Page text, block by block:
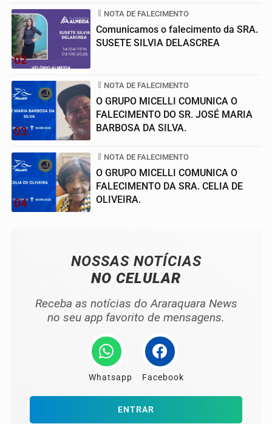
02
NOTA DE FALECIMENTO
Comunicamos o falecimento da SRA.
SUSETE SILVIA DELASCREA
03
NOTA DE FALECIMENTO
O GRUPO MICELLI COMUNICA O
FALECIMENTO DO SR. JOSÉ MARIA
BARBOSA DA SILVA.
04
NOTA DE FALECIMENTO
O GRUPO MICELLI COMUNICA O
FALECIMENTO DA SRA. CELIA DE
OLIVEIRA.
NOSSAS NOTÍCIAS
NO CELULAR
Receba as notícias do Araraquara News
no seu app favorito de mensagens.
Whatsapp Facebook
ENTRAR